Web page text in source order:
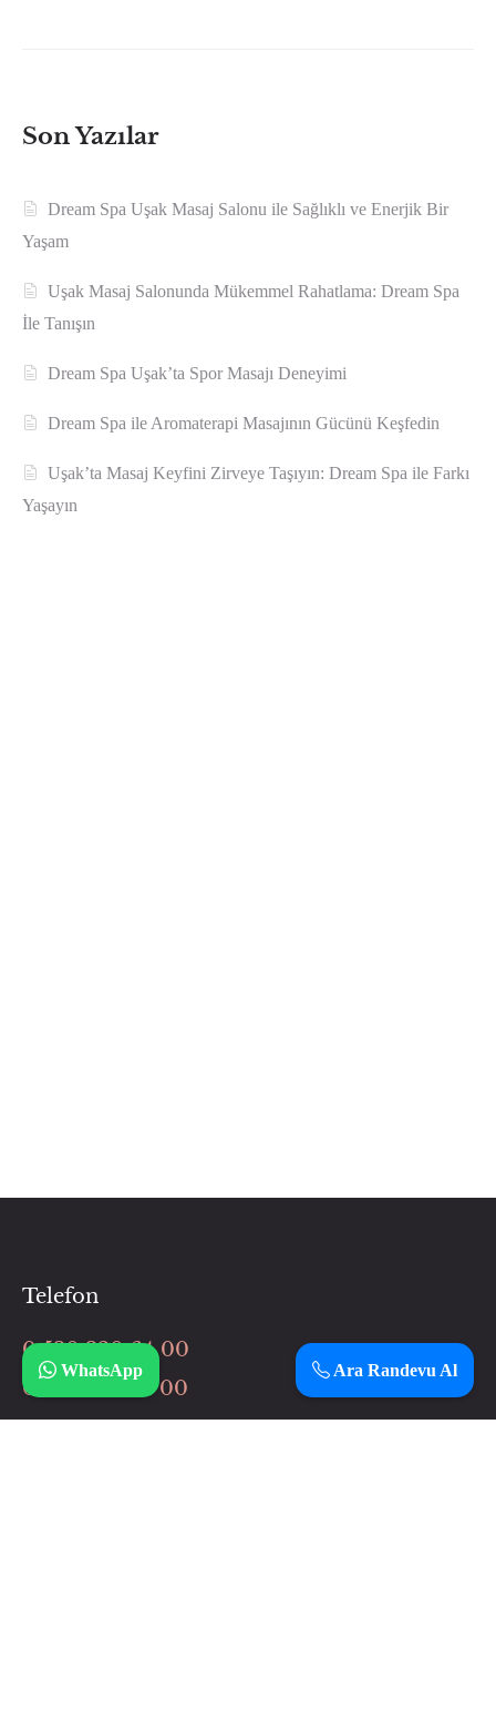
Son Yazılar
Dream Spa Uşak Masaj Salonu ile Sağlıklı ve Enerjik Bir
Yaşam
Uşak Masaj Salonunda Mükemmel Rahatlama: Dream Spa
İle Tanışın
Dream Spa Uşak’ta Spor Masajı Deneyimi
Dream Spa ile Aromaterapi Masajının Gücünü Keşfedin
Uşak’ta Masaj Keyfini Zirveye Taşıyın: Dream Spa ile Farkı
Yaşayın
Telefon
0 530 320 64 00
0 506 037 64 00
Ara Randevu Al
WhatsApp